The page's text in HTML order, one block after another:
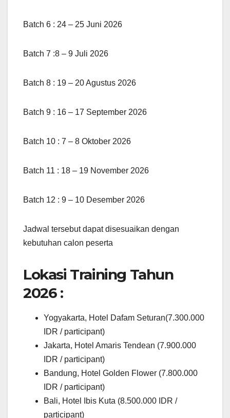
Batch 6 : 24 – 25 Juni 2026
Batch 7 :8 – 9 Juli 2026
Batch 8 : 19 – 20 Agustus 2026
Batch 9 : 16 – 17 September 2026
Batch 10 : 7 – 8 Oktober 2026
Batch 11 : 18 – 19 November 2026
Batch 12 : 9 – 10 Desember 2026
Jadwal tersebut dapat disesuaikan dengan
kebutuhan calon peserta
Lokasi Training Tahun
2026 :
Yogyakarta, Hotel Dafam Seturan(7.300.000
IDR / participant)
Jakarta, Hotel Amaris Tendean (7.900.000
IDR / participant)
Bandung, Hotel Golden Flower (7.800.000
IDR / participant)
Bali, Hotel Ibis Kuta (8.500.000 IDR /
participant)